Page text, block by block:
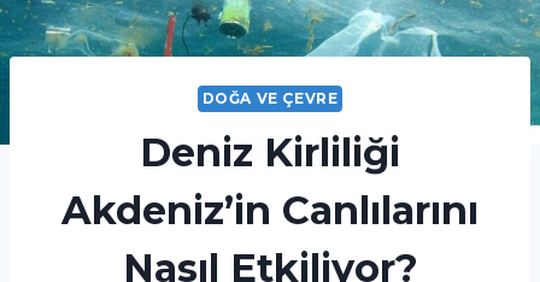
DOĞA VE ÇEVRE
Deniz Kirliliği
Akdeniz’in Canlılarını
Nasıl Etkiliyor?